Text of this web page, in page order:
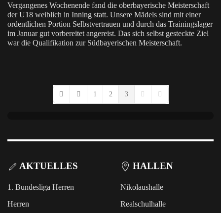
Vergangenes Wochenende fand die oberbayerische Meisterschaft
der U18 weiblich in Inning statt. Unsere Mädels sind mit einer
ordentlichen Portion Selbstvertrauen und durch das Trainingslager
im Januar gut vorbereitet angereist. Das sich selbst gesteckte Ziel
war die Qualifikation zur Südbayerischen Meisterschaft.
First PagePrevious Page
1 2 3
Next PageLast Page
AKTUELLES
1. Bundesliga Herren
Herren
HALLEN
Nikolaushalle
Realschulhalle